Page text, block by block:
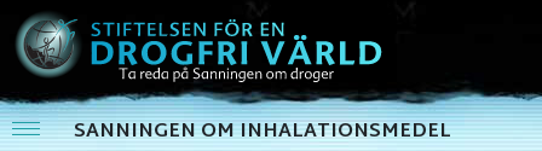
SANNINGEN OM INHALATIONSMEDEL